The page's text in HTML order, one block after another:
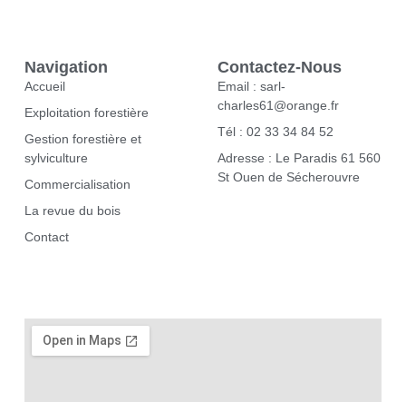
Navigation
Accueil
Exploitation forestière
Gestion forestière et
sylviculture
Commercialisation
La revue du bois
Contact
Contactez-Nous
Email : sarl-
charles61@orange.fr
Tél : 02 33 34 84 52
Adresse : Le Paradis 61 560
St Ouen de Sécherouvre